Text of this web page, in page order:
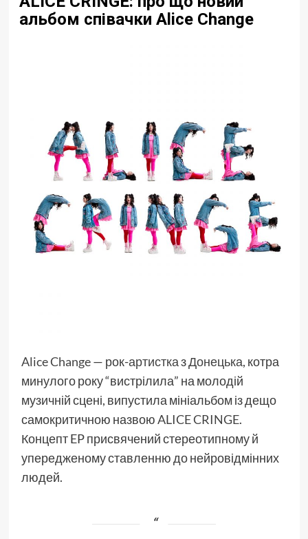
альбом співачки Alice Change
Alice Change— рок-артистказДонецька, котра
минулого року “вистрілила” на молодій
музичній сцені, випустила мініальбом із дещо
самокритичною назвоюALICE CRINGE.
Концепт EP присвячений стереотипному й
упередженому ставленню до нейровідмінних
людей.